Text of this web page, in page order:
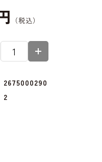
2675000290
2